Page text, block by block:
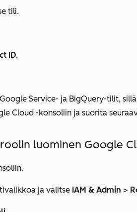
tili.
ID.
Service- ja BigQuery-tilit,
Cloud -konsoliin ja suorita
luominen Google
ja valitse IAM & Admin >